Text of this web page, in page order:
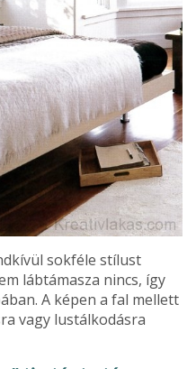
sokféle stílust
lábtámasza nincs, így
A képen a fal mellett
vagy lustálkodásra